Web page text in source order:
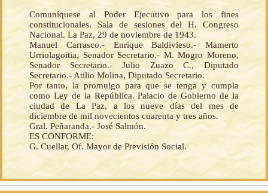
Comuníquese al Poder Ejecutivo para los fines
constitucionales. Sala de sesiones del H. Congreso
Nacional. La Paz, 29 de noviembre de 1943.
Manuel Carrasco.- Enrique Baldivieso.- Mamerto
Urriolagoitia, Senador Secretario.- M. Mogro Moreno,
Senador Secretario.- Julio Zuazo C., Diputado
Secretario.- Atilio Molina, Diputado Secretario.
Por tanto, la promulgo para que se tenga y cumpla
como Ley de la República. Palacio de Gobierno de la
ciudad de La Paz, a los nueve días del mes de
diciembre de mil novecientos cuarenta y tres años.
Gral. Peñaranda.- José Salmón.
ES CONFORME:
G. Cuellar, Of. Mayor de Previsión Social.